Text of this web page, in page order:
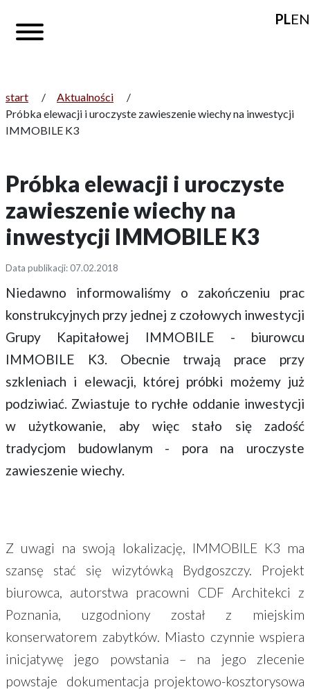
PLEN
start / Aktualności
/
Próbka elewacji i uroczyste zawieszenie wiechy na inwestycji
IMMOBILE K3
Próbka elewacji i uroczyste
zawieszenie wiechy na
inwestycji IMMOBILE K3
Data publikacji: 07.02.2018
Niedawno informowaliśmy o zakończeniu prac
konstrukcyjnych przy jednej z czołowych inwestycji
Grupy Kapitałowej IMMOBILE - biurowcu
IMMOBILE K3. Obecnie trwają prace przy
szkleniach i elewacji, której próbki możemy już
podziwiać. Zwiastuje to rychłe oddanie inwestycji
w użytkowanie, aby więc stało się zadość
tradycjom budowlanym - pora na uroczyste
zawieszenie wiechy.
Z uwagi na swoją lokalizację, IMMOBILE K3 ma
szansę stać się wizytówką Bydgoszczy. Projekt
biurowca, autorstwa pracowni CDF Architekci z
Poznania, uzgodniony został z miejskim
konserwatorem zabytków. Miasto czynnie wspiera
inicjatywę jego powstania – na jego zlecenie
powstaje dokumentacja projektowo-kosztorysowa